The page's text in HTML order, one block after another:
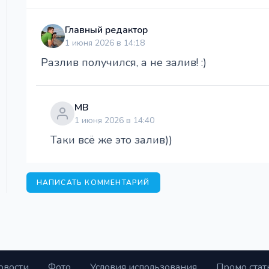
Главный редактор
1 июня 2026 в 14:18
Разлив получился, а не залив! :)
МВ
1 июня 2026 в 14:40
Таки всё же это залив))
НАПИСАТЬ КОММЕНТАРИЙ